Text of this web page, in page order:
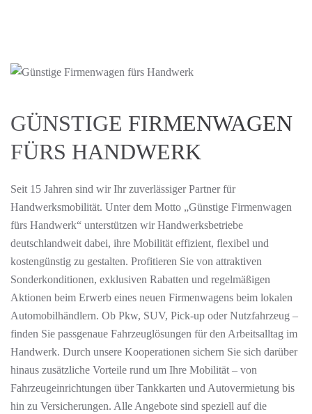
GÜNSTIGE FIRMENWAGEN
FÜRS HANDWERK
Seit 15 Jahren sind wir Ihr zuverlässiger Partner für
Handwerksmobilität. Unter dem Motto „Günstige Firmenwagen
fürs Handwerk“ unterstützen wir Handwerksbetriebe
deutschlandweit dabei, ihre Mobilität effizient, flexibel und
kostengünstig zu gestalten. Profitieren Sie von attraktiven
Sonderkonditionen, exklusiven Rabatten und regelmäßigen
Aktionen beim Erwerb eines neuen Firmenwagens beim lokalen
Automobilhändlern. Ob Pkw, SUV, Pick-up oder Nutzfahrzeug –
finden Sie passgenaue Fahrzeuglösungen für den Arbeitsalltag im
Handwerk. Durch unsere Kooperationen sichern Sie sich darüber
hinaus zusätzliche Vorteile rund um Ihre Mobilität – von
Fahrzeugeinrichtungen über Tankkarten und Autovermietung bis
hin zu Versicherungen. Alle Angebote sind speziell auf die